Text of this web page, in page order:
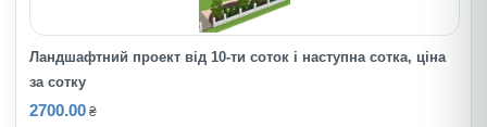
Ландшафтний проект від 10-ти соток і наступна сотка, ціна
за сотку
2700.00 ₴